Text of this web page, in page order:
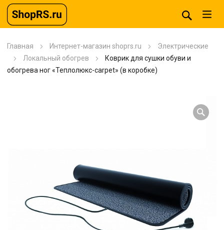
Главная Интернет-магазин shoprs.ru
Электрические
Локальный обогрев
Коврик для сушки обуви и
обогрева ног «Теплолюкс-carpet» (в коробке)